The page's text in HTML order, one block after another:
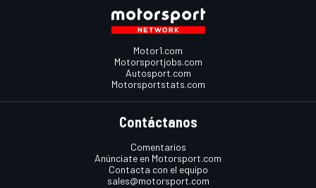
Motor1.com
Motorsportjobs.com
Autosport.com
Motorsportstats.com
Contáctanos
Comentarios
Anúnciate en Motorsport.com
Contacta con el equipo
sales@motorsport.com